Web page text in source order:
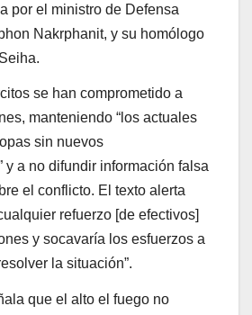
por el ministro de Defensa
Nakrphanit, y su homólogo
se han comprometido a
manteniendo “los actuales
sin nuevos
y a no difundir información falsa
el conflicto. El texto alerta
refuerzo [de efectivos]
y socavaría los esfuerzos a
la situación”.
que el alto el fuego no